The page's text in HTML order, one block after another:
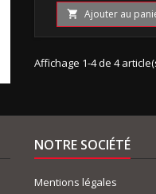
 Ajouter au
Affichage 1-4 de 4
NOTRE SOCIÉTÉ
Mentions légales